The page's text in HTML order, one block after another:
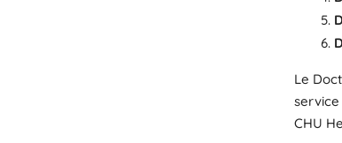
Le
service
CHU